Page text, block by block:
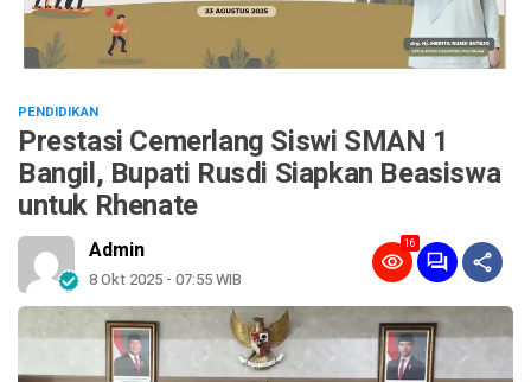
PENDIDIKAN
Prestasi Cemerlang Siswi SMAN 1
Bangil, Bupati Rusdi Siapkan Beasiswa
untuk Rhenate
Admin
8 Okt 2025 - 07:55 WIB
16